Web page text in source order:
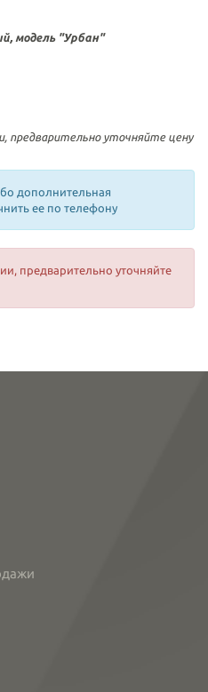
модель "Урбан"
предварительно уточняйте цену
дополнительная
ее по телефону
предварительно уточняйте